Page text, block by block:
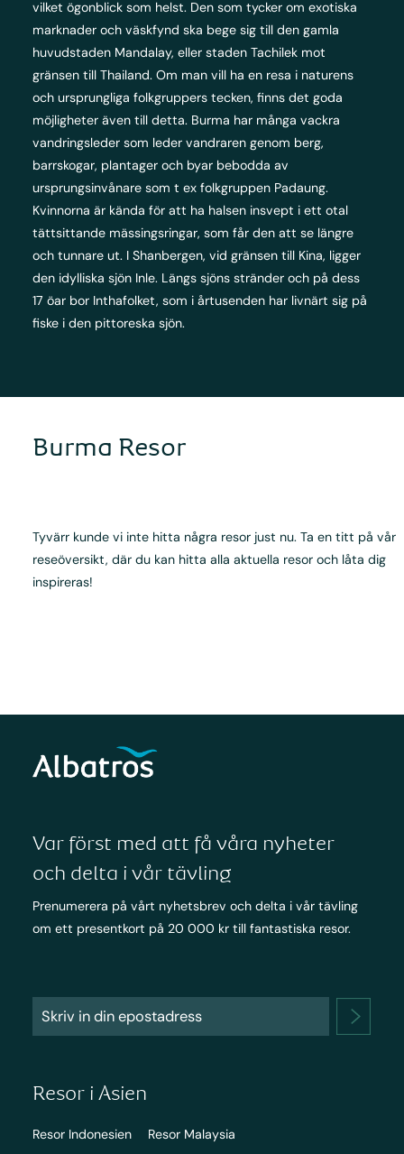
vilket ögonblick som helst. Den som tycker om exotiska
marknader och väskfynd ska bege sig till den gamla
huvudstaden Mandalay, eller staden Tachilek mot
gränsen till Thailand. Om man vill ha en resa i naturens
och ursprungliga folkgruppers tecken, finns det goda
möjligheter även till detta. Burma har många vackra
vandringsleder som leder vandraren genom berg,
barrskogar, plantager och byar bebodda av
ursprungsinvånare som t ex folkgruppen Padaung.
Kvinnorna är kända för att ha halsen insvept i ett otal
tättsittande mässingsringar, som får den att se längre
och tunnare ut. I Shanbergen, vid gränsen till Kina, ligger
den idylliska sjön Inle. Längs sjöns stränder och på dess
17 öar bor Inthafolket, som i årtusenden har livnärt sig på
fiske i den pittoreska sjön.
Burma Resor
Tyvärr kunde vi inte hitta några resor just nu. Ta en titt på vår
reseöversikt, där du kan hitta alla aktuella resor och låta dig
inspireras!
Var först med att få våra nyheter
och delta i vår tävling
Prenumerera på vårt nyhetsbrev och delta i vår tävling
om ett presentkort på 20 000 kr till fantastiska resor.
Resor i Asien
Resor Indonesien
Resor Malaysia